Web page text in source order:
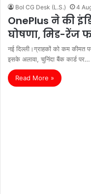
Bol CG Desk (L.S.) 4
OnePlus ने की
घोषणा, मिड-रेंज
नई दिल्ली।ग्राहकों को कम कीमत
इसके अलावा, चुनिंदा बैंक कार्ड पर…
Read More »